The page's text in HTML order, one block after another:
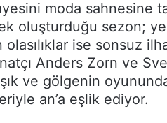
moda sahnesine
oluşturduğu sezon;
ise sonsuz
Anders Zorn ve
ve gölgenin
an’a eşlik ediyor.